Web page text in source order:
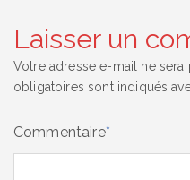
Laisser un
Votre adresse e-mail ne sera
obligatoires sont indiqués
Commentaire*